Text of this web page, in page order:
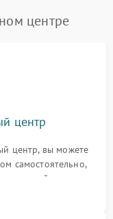
центре
центр
центр, вы можете
самостоятельно,
на сайте